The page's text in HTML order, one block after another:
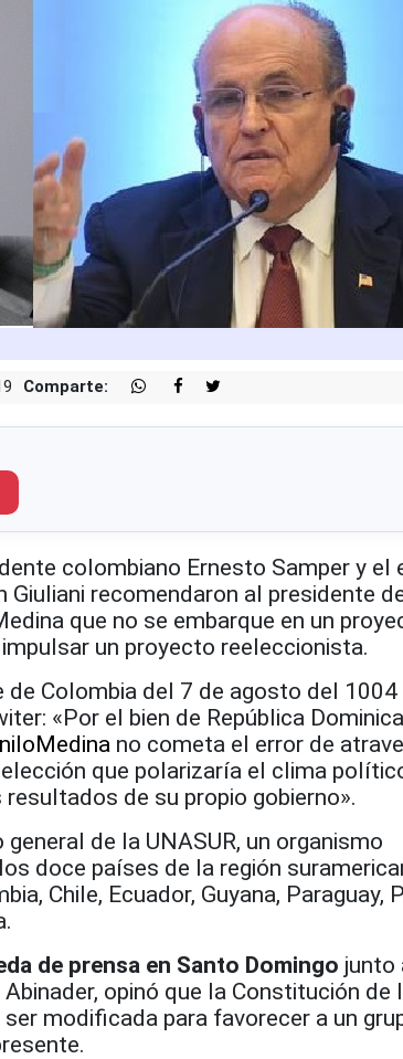
Comparte:
colombiano Ernesto Samper y el
Giuliani recomendaron al presidente
que no se embarque en un
un proyecto reeleccionista.
de Colombia del 7 de agosto del
«Por el bien de República
no cometa el error de
que polarizaría el clima
de su propio gobierno».
de la UNASUR, un organismo
doce países de la región
Chile, Ecuador, Guyana, Paraguay,
de prensa en Santo Domingo junto
opinó que la Constitución de
modificada para favorecer a un